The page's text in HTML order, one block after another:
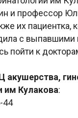
и профессор
их пациентка,
с выпавшими
пойти к
им Кулакова:
44